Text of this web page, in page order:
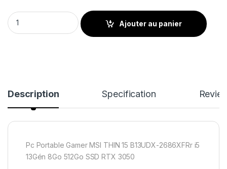
Pc Portable Gamer MSI THIN 15 B13UDX-2686 I5 13420H
Ajouter au panier
Description Specification
Pc Portable Gamer MSI THIN 15 B13UDX-2686XFRr i5
13Gén 8Go 512Go SSD RTX 3050